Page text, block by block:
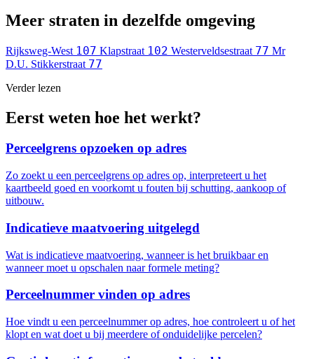
Meer straten in dezelfde omgeving
Rijksweg-West 107 Klapstraat 102 Westerveldsestraat 77 Mr
D.U. Stikkerstraat 77
Verder lezen
Eerst weten hoe het werkt?
Perceelgrens opzoeken op adres
Zo zoekt u een perceelgrens op adres op, interpreteert u het
kaartbeeld goed en voorkomt u fouten bij schutting, aankoop of
uitbouw.
Indicatieve maatvoering uitgelegd
Wat is indicatieve maatvoering, wanneer is het bruikbaar en
wanneer moet u opschalen naar formele meting?
Perceelnummer vinden op adres
Hoe vindt u een perceelnummer op adres, hoe controleert u of het
klopt en wat doet u bij meerdere of onduidelijke percelen?